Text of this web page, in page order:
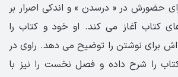
حضورش در « درسدن » و اندکی اصرار بر
کتاب آغاز می کند. او خود و کتاب را
اش برای نوشتن را توضیح می دهد. راوی در
را شرح داده و فصل نخست را نیز با